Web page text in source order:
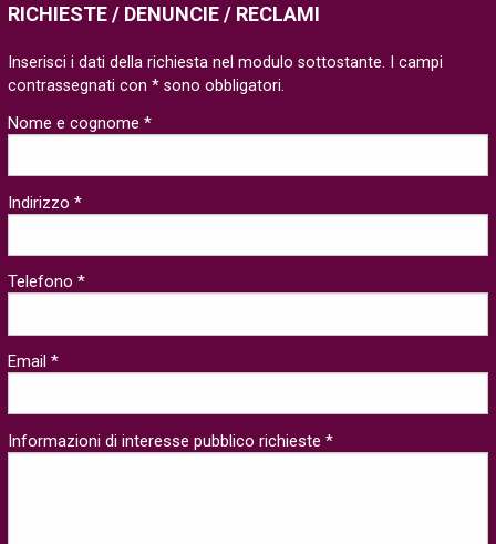
RICHIESTE / DENUNCIE / RECLAMI
Inserisci i dati della richiesta nel modulo sottostante. I campi
contrassegnati con * sono obbligatori.
Nome e cognome *
Indirizzo *
Telefono *
Email *
Informazioni di interesse pubblico richieste *